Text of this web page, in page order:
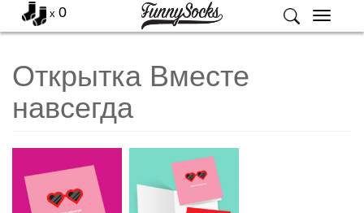
Меню
x 0
Открытка Вместе
навсегда